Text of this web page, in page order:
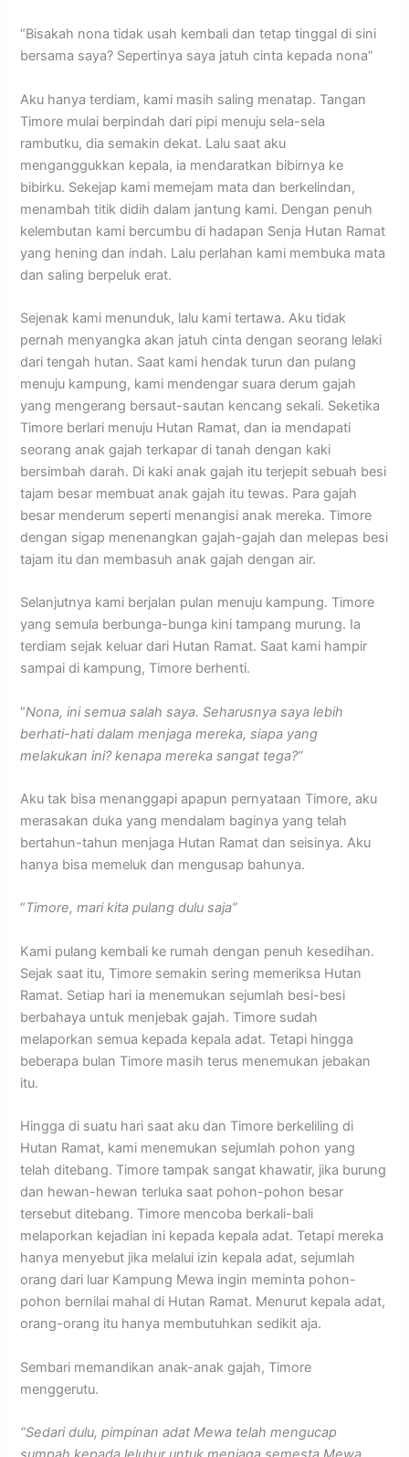
“Bisakah nona tidak usah kembali dan tetap tinggal di sini
bersama saya? Sepertinya saya jatuh cinta kepada nona”
Aku hanya terdiam, kami masih saling menatap. Tangan
Timore mulai berpindah dari pipi menuju sela-sela
rambutku, dia semakin dekat. Lalu saat aku
menganggukkan kepala, ia mendaratkan bibirnya ke
bibirku. Sekejap kami memejam mata dan berkelindan,
menambah titik didih dalam jantung kami. Dengan penuh
kelembutan kami bercumbu di hadapan Senja Hutan Ramat
yang hening dan indah. Lalu perlahan kami membuka mata
dan saling berpeluk erat.
Sejenak kami menunduk, lalu kami tertawa. Aku tidak
pernah menyangka akan jatuh cinta dengan seorang lelaki
dari tengah hutan. Saat kami hendak turun dan pulang
menuju kampung, kami mendengar suara derum gajah
yang mengerang bersaut-sautan kencang sekali. Seketika
Timore berlari menuju Hutan Ramat, dan ia mendapati
seorang anak gajah terkapar di tanah dengan kaki
bersimbah darah. Di kaki anak gajah itu terjepit sebuah besi
tajam besar membuat anak gajah itu tewas. Para gajah
besar menderum seperti menangisi anak mereka. Timore
dengan sigap menenangkan gajah-gajah dan melepas besi
tajam itu dan membasuh anak gajah dengan air.
Selanjutnya kami berjalan pulan menuju kampung. Timore
yang semula berbunga-bunga kini tampang murung. Ia
terdiam sejak keluar dari Hutan Ramat. Saat kami hampir
sampai di kampung, Timore berhenti.
“Nona, ini semua salah saya. Seharusnya saya lebih
berhati-hati dalam menjaga mereka, siapa yang
melakukan ini? kenapa mereka sangat tega?”
Aku tak bisa menanggapi apapun pernyataan Timore, aku
merasakan duka yang mendalam baginya yang telah
bertahun-tahun menjaga Hutan Ramat dan seisinya. Aku
hanya bisa memeluk dan mengusap bahunya.
“Timore, mari kita pulang dulu saja”
Kami pulang kembali ke rumah dengan penuh kesedihan.
Sejak saat itu, Timore semakin sering memeriksa Hutan
Ramat. Setiap hari ia menemukan sejumlah besi-besi
berbahaya untuk menjebak gajah. Timore sudah
melaporkan semua kepada kepala adat. Tetapi hingga
beberapa bulan Timore masih terus menemukan jebakan
itu.
Hingga di suatu hari saat aku dan Timore berkeliling di
Hutan Ramat, kami menemukan sejumlah pohon yang
telah ditebang. Timore tampak sangat khawatir, jika burung
dan hewan-hewan terluka saat pohon-pohon besar
tersebut ditebang. Timore mencoba berkali-bali
melaporkan kejadian ini kepada kepala adat. Tetapi mereka
hanya menyebut jika melalui izin kepala adat, sejumlah
orang dari luar Kampung Mewa ingin meminta pohon-
pohon bernilai mahal di Hutan Ramat. Menurut kepala adat,
orang-orang itu hanya membutuhkan sedikit aja.
Sembari memandikan anak-anak gajah, Timore
menggerutu.
“Sedari dulu, pimpinan adat Mewa telah mengucap